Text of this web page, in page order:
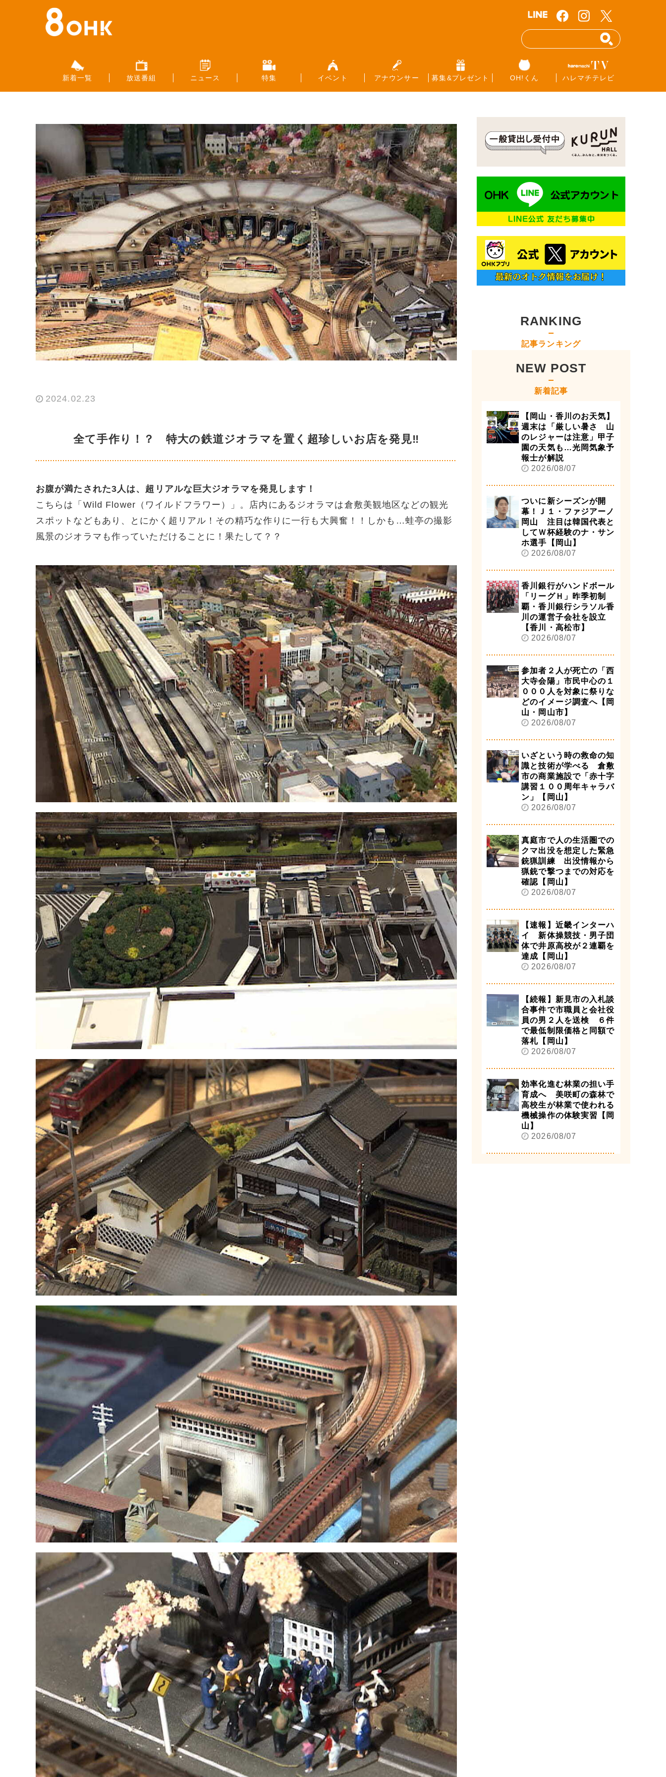
新着一覧 放送番組 ニュース 特集 イベント アナウンサー 募集&プレゼント OH!くん ハレマチテレビ
2024.02.23
全て手作り！？ 特大の鉄道ジオラマを置く超珍しいお店を発見‼
お腹が満たされた3人は、超リアルな巨大ジオラマを発見します！
こちらは「Wild Flower（ワイルドフラワー）」。店内にあるジオラマは倉敷美観地区などの観光
スポットなどもあり、とにかく超リアル！その精巧な作りに一行も大興奮！！しかも…蛙亭の撮影
風景のジオラマも作っていただけることに！果たして？？
RANKING
記事ランキング
NEW POST
新着記事
【岡山・香川のお天気】
週末は「厳しい暑さ 山
のレジャーは注意」甲子
園の天気も…光岡気象予
報士が解説
2026/08/07
ついに新シーズンが開
幕！Ｊ１・ファジアーノ
岡山 注目は韓国代表と
してＷ杯経験のナ・サン
ホ選手【岡山】
2026/08/07
香川銀行がハンドボール
「リーグＨ」昨季初制
覇・香川銀行シラソル香
川の運営子会社を設立
【香川・高松市】
2026/08/07
参加者２人が死亡の「西
大寺会陽」市民中心の１
０００人を対象に祭りな
どのイメージ調査へ【岡
山・岡山市】
2026/08/07
いざという時の救命の知
識と技術が学べる 倉敷
市の商業施設で「赤十字
講習１００周年キャラバ
ン」【岡山】
2026/08/07
真庭市で人の生活圏での
クマ出没を想定した緊急
銃猟訓練 出没情報から
猟銃で撃つまでの対応を
確認【岡山】
2026/08/07
【速報】近畿インターハ
イ 新体操競技・男子団
体で井原高校が２連覇を
達成【岡山】
2026/08/07
【続報】新見市の入札談
合事件で市職員と会社役
員の男２人を送検 ６件
で最低制限価格と同額で
落札【岡山】
2026/08/07
効率化進む林業の担い手
育成へ 美咲町の森林で
高校生が林業で使われる
機械操作の体験実習【岡
山】
2026/08/07